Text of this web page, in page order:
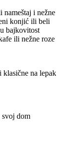
nameštaj i nežne
konjić ili beli
bajkovitost
ili nežne roze
na lepak
svoj dom